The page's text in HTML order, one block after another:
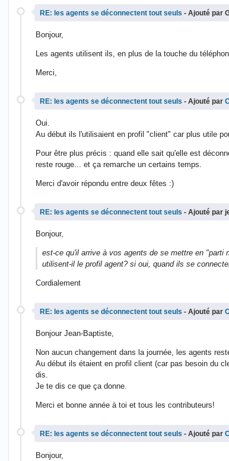
RE: les agents se déconnectent tout seuls - Ajouté par
Bonjour,
Les agents utilisent ils, en plus de la touche du
Merci,
RE: les agents se déconnectent tout seuls - Ajouté par
Oui.
Au début ils l'utilisaient en profil "client" car plus utile
Pour être plus précis : quand elle sait qu'elle est
reste rouge... et ça remarche un certains temps.
Merci d'avoir répondu entre deux fêtes :)
RE: les agents se déconnectent tout seuls - Ajouté par
Bonjour,
est-ce qu'il arrive à vos agents de se mettre en "parti
utilisent-il le profil agent? si oui, quand ils se
Cordialement
RE: les agents se déconnectent tout seuls - Ajouté par
Bonjour Jean-Baptiste,
Non aucun changement dans la journée, les agents
Au début ils étaient en profil client (car pas besoin du
dis.
Je te dis ce que ça donne.
Merci et bonne année à toi et tous les contributeurs!
RE: les agents se déconnectent tout seuls - Ajouté par
Bonjour,